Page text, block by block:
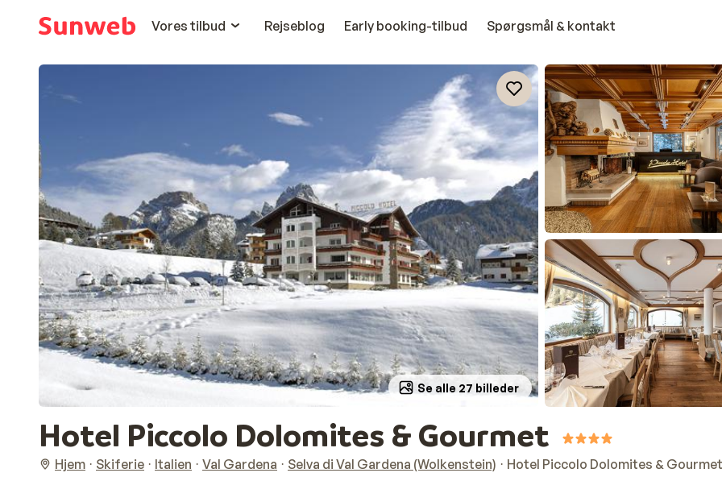
Vores tilbud
Rejseblog Early booking-tilbud Spørgsmål & kontakt
Se alle 27 billeder
Hotel Piccolo Dolomites & Gourmet
Hjem Skiferie Italien Val Gardena Selva di Val Gardena (Wolkenstein) Hotel Piccolo Dolomites & Gourmet